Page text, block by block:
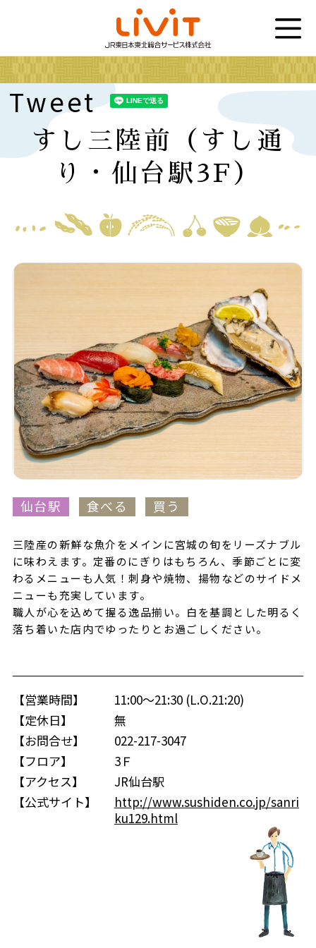
Tweet
すし三陸前（すし通
り・仙台駅3F）
仙台駅 食べる 買う
三陸産の新鮮な魚介をメインに宮城の旬をリーズナブル
に味わえます。定番のにぎりはもちろん、季節ごとに変
わるメニューも人気！刺身や焼物、揚物などのサイドメ
ニューも充実しています。
職人が心を込めて握る逸品揃い。白を基調とした明るく
落ち着いた店内でゆったりとお過ごしください。
【営業時間】
11:00～21:30 (L.O.21:20)
【定休日】
無
【お問合せ】
022-217-3047
【フロア】
3Ｆ
【アクセス】
JR仙台駅
【公式サイト】
http://www.sushiden.co.jp/sanri
ku129.html